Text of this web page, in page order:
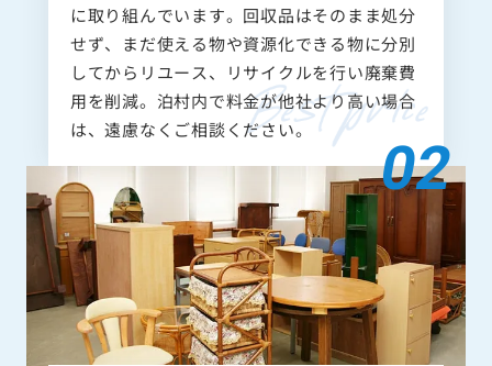
に取り組んでいます。回収品はそのまま処分
せず、まだ使える物や資源化できる物に分別
してからリユース、リサイクルを行い廃棄費
用を削減。泊村内で料金が他社より高い場合
は、遠慮なくご相談ください。